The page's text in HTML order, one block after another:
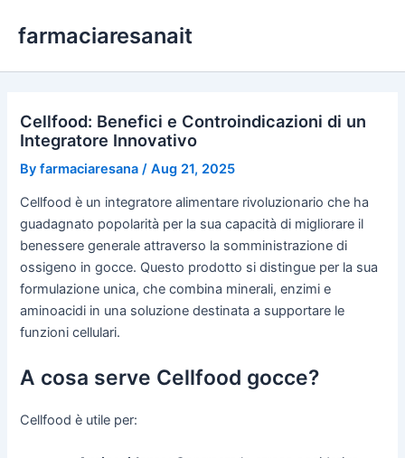
farmaciaresanait
Cellfood: Benefici e Controindicazioni di un
Integratore Innovativo
Byfarmaciaresana /Aug 21, 2025
Cellfood è un integratore alimentare rivoluzionario che ha
guadagnato popolarità per la sua capacità di migliorare il
benessere generale attraverso la somministrazione di
ossigeno in gocce. Questo prodotto si distingue per la sua
formulazione unica, che combina minerali, enzimi e
aminoacidi in una soluzione destinata a supportare le
funzioni cellulari.
A cosa serve Cellfood gocce?
Cellfood è utile per: